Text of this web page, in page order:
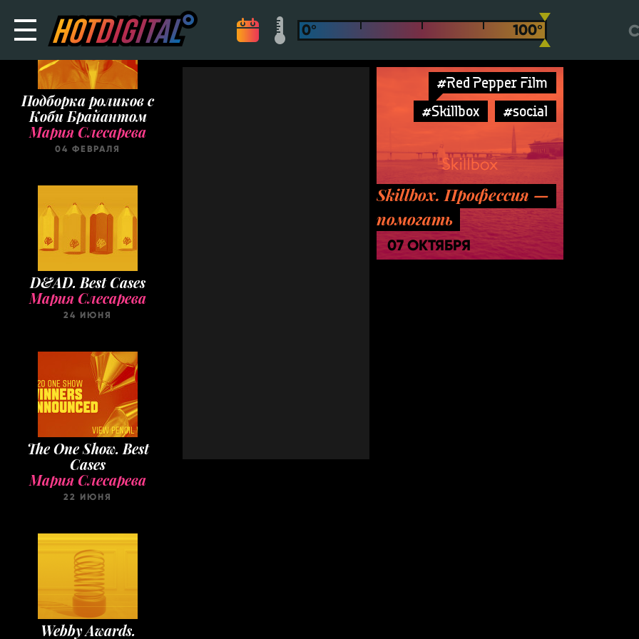
Подборка роликов с
Коби Брайантом
Мария Слесарева
04 ФЕВРАЛЯ
D&AD. Best Cases
Мария Слесарева
24 ИЮНЯ
The One Show. Best
Cases
Мария Слесарева
22 ИЮНЯ
Webby Awards.
#Red Pepper Film
#Skillbox
#social
Skillbox. Профессия —
помогать
07 ОКТЯБРЯ